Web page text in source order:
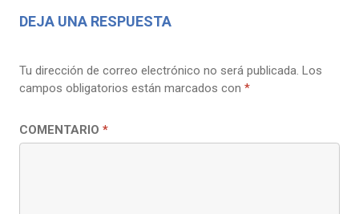
DEJA UNA RESPUESTA
Tu dirección de correo electrónico no será publicada. Los
campos obligatorios están marcados con *
COMENTARIO *